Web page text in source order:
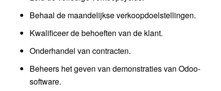
Behaal de maandelijkse verkoopdoelstellingen.
Kwalificeer de behoeften van de klant.
Onderhandel van contracten.
Beheers het geven van demonstraties van Odoo-
software.